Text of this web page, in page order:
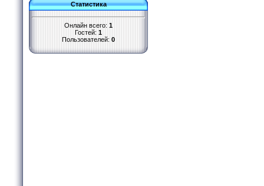
Статистика
Онлайн всего: 1
Гостей: 1
Пользователей: 0